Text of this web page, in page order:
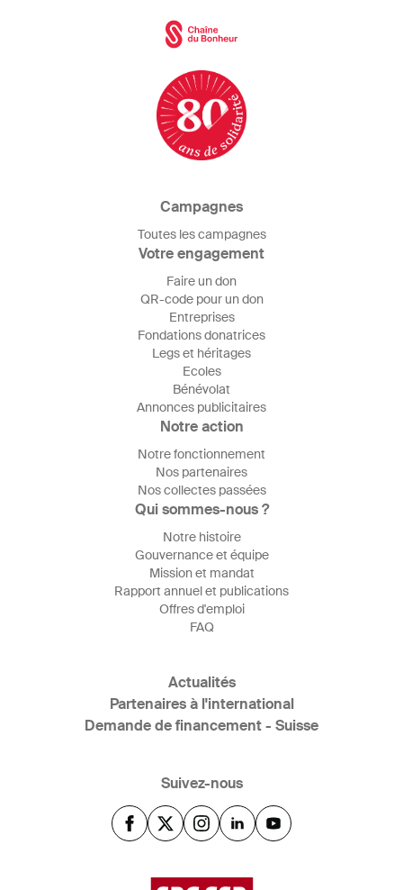
Campagnes
Toutes les campagnes
Votre engagement
Faire un don
QR-code pour un don
Entreprises
Fondations donatrices
Legs et héritages
Ecoles
Bénévolat
Annonces publicitaires
Notre action
Notre fonctionnement
Nos partenaires
Nos collectes passées
Qui sommes-nous ?
Notre histoire
Gouvernance et équipe
Mission et mandat
Rapport annuel et publications
Offres d'emploi
FAQ
Actualités
Partenaires à l'international
Demande de financement - Suisse
Suivez-nous